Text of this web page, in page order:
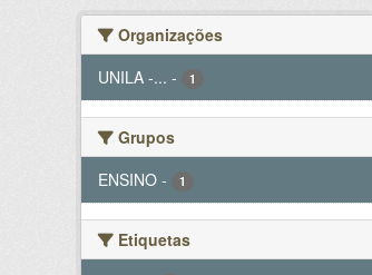
Organizações
UNILA -... - 1
Grupos
ENSINO - 1
Etiquetas